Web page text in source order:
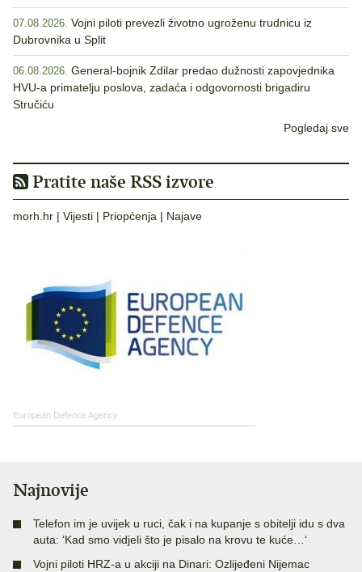
07.08.2026. Vojni piloti prevezli životno ugroženu trudnicu iz
Dubrovnika u Split
06.08.2026. General-bojnik Zdilar predao dužnosti zapovjednika
HVU-a primatelju poslova, zadaća i odgovornosti brigadiru
Stručiću
Pogledaj sve
Pratite naše RSS izvore
morh.hr | Vijesti | Priopćenja | Najave
European Defence Agency
Najnovije
Telefon im je uvijek u ruci, čak i na kupanje s obitelji idu s dva
auta: ‘Kad smo vidjeli što je pisalo na krovu te kuće…‘
Vojni piloti HRZ-a u akciji na Dinari: Ozlijeđeni Nijemac